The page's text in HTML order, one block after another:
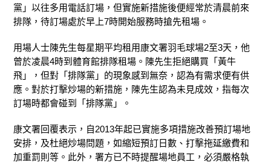
黨」以往多用電話訂場，但實施新措施後便經常於清晨前來
排隊，待訂場處於早上7時開始服務時搶先租場。
用場人士陳先生每星期平均租用康文署羽毛球場2至3天，他
曾於凌晨4時到體育館排隊租場。陳先生拒絕購買「黃牛
飛」，但對「排隊黨」的現象感到無奈，認為有需求便有供
應。對於打擊炒場的新措施，陳先生認為未見成效，指每次
訂場時都會碰到「排隊黨」。
康文署回覆表示，自2013年起已實施多項措施改善預訂場地
安排，及杜絕炒場問題，如縮短預訂日數、打擊拖延繳費和
加重罰則等。此外，署方已不時提醒場地員工，必須嚴格執